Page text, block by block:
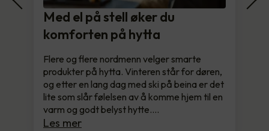
Med el på stell øker du
komforten på hytta
Flere og flere nordmenn velger smarte
produkter på hytta. Vinteren står for døren,
og etter en lang dag med ski på beina er det
lite som slår følelsen av å komme hjem til en
varm og godt belyst hytte.…
Les mer